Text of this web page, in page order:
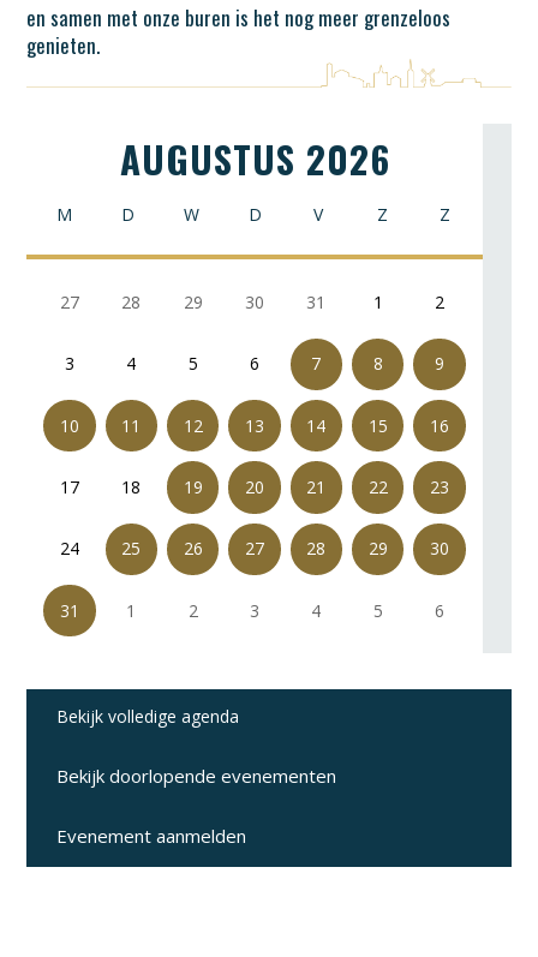
en samen met onze buren is het nog meer grenzeloos
genieten.
AUGUSTUS 2026
M D W D V Z Z
27 28 29 30 31 1 2
3 4 5 6 7 8 9
10 11 12 13 14 15 16
17 18 19 20 21 22 23
24 25 26 27 28 29 30
31 1 2 3 4 5 6
Bekijk doorlopende evenementen
Bekijk volledige agenda
Evenement aanmelden